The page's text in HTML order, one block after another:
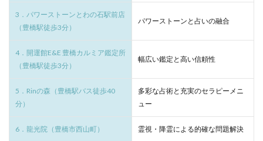
3．パワーストーンとわの石駅前店
（豊橋駅徒歩3分）
パワーストーンと占いの融合
4．開運館E&E 豊橋カルミア鑑定所
（豊橋駅徒歩3分）
幅広い鑑定と高い信頼性
5．Rinの森（豊橋駅バス徒歩40
分）
多彩な占術と充実のセラピーメニ
ュー
6．龍光院（豊橋市西山町） 霊視・降霊による的確な問題解決